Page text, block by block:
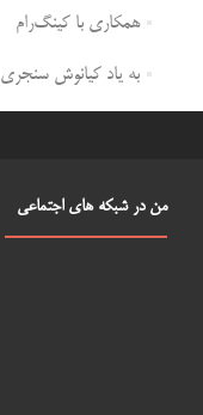
همکاری با کینگ‌رام
به یاد کیانوش سنجری
من در شبکه های اجتماعی